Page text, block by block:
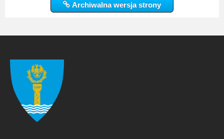
Archiwalna wersja strony